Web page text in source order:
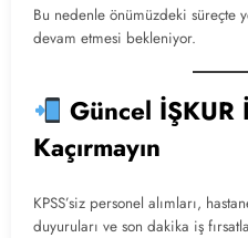
Bu nedenle önümüzdeki süreçte
devam etmesi bekleniyor.
Güncel İŞKUR
Kaçırmayın
KPSS’siz personel alımları,
duyuruları ve son dakika iş